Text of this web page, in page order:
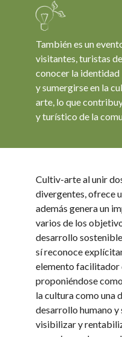
También es un
visitantes, turistas
conocer la identidad
y sumergirse en la
arte, lo que
y turístico de la
Cultiv-arte al unir
divergentes, ofrece
además genera un
varios de los
desarrollo
sí reconoce
elemento facilitador
proponiéndose
la cultura como una
desarrollo humano
visibilizar y